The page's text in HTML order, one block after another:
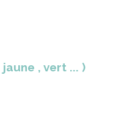
, vert ... )